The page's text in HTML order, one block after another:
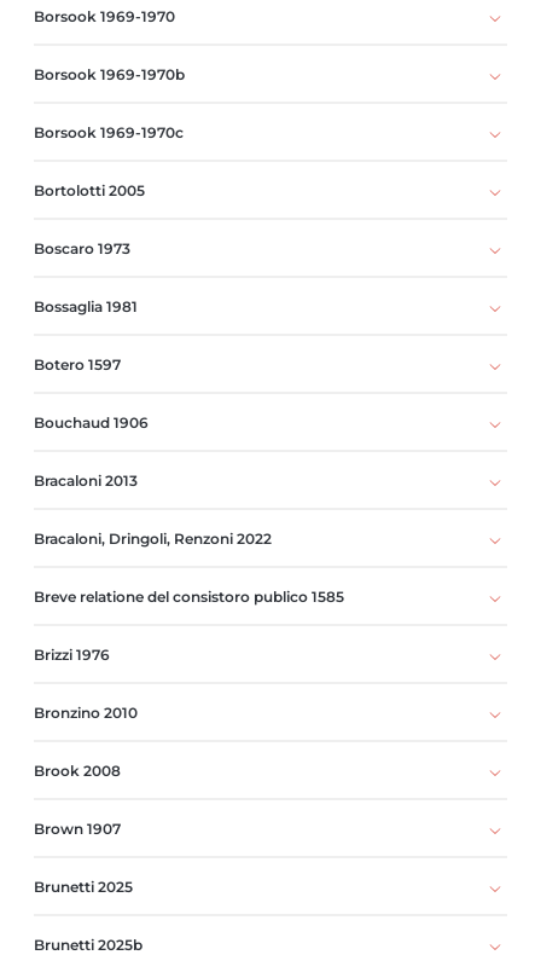
Borsook 1969-1970
Borsook 1969-1970b
Borsook 1969-1970c
Bortolotti 2005
Boscaro 1973
Bossaglia 1981
Botero 1597
Bouchaud 1906
Bracaloni 2013
Bracaloni, Dringoli, Renzoni 2022
Breve relatione del consistoro publico 1585
Brizzi 1976
Bronzino 2010
Brook 2008
Brown 1907
Brunetti 2025
Brunetti 2025b